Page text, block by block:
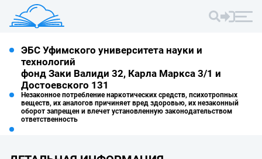
ЭБС Уфимского университета науки и
технологий
фонд Заки Валиди 32, Карла Маркса 3/1 и
Достоевского 131
Незаконное потребление наркотических средств, психотропных
веществ, их аналогов причиняет вред здоровью, их незаконный
оборот запрещен и влечет установленную законодательством
ответственность